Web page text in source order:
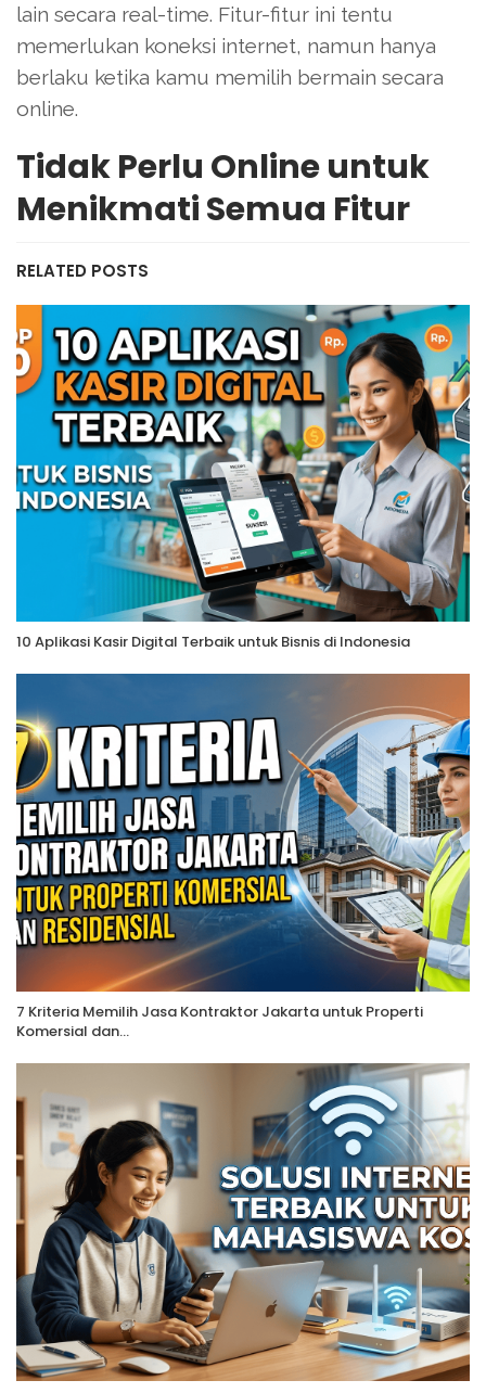
lain secara real-time. Fitur-fitur ini tentu
memerlukan koneksi internet, namun hanya
berlaku ketika kamu memilih bermain secara
online.
Tidak Perlu Online untuk
Menikmati Semua Fitur
RELATED POSTS
10 Aplikasi Kasir Digital Terbaik untuk Bisnis di Indonesia
7 Kriteria Memilih Jasa Kontraktor Jakarta untuk Properti
Komersial dan…